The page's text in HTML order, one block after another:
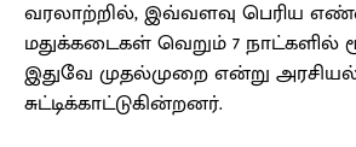
வரலாற்றில், இவ்வளவு பெரிய
மதுக்கடைகள் வெறும் 7 நாட்களில்
இதுவே முதல்முறை என்று
சுட்டிக்காட்டுகின்றனர்.